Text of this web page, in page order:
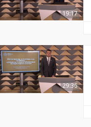
19:17
29:36